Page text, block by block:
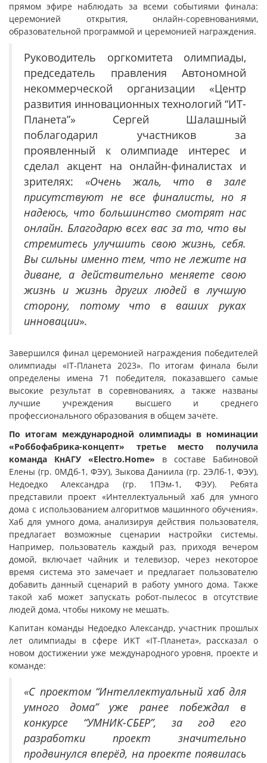
прямом эфире наблюдать за всеми событиями финала:
церемонией открытия, онлайн-соревнованиями,
образовательной программой и церемонией награждения.
Руководитель оргкомитета олимпиады,
председатель правления Автономной
некоммерческой организации «Центр
развития инновационных технологий “ИТ-
Планета”» Сергей Шалашный
поблагодарил участников за
проявленный к олимпиаде интерес и
сделал акцент на онлайн-финалистах и
зрителях: «Очень жаль, что в зале
присутствуют не все финалисты, но я
надеюсь, что большинство смотрят нас
онлайн. Благодарю всех вас за то, что вы
стремитесь улучшить свою жизнь, себя.
Вы сильны именно тем, что не лежите на
диване, а действительно меняете свою
жизнь и жизнь других людей в лучшую
сторону, потому что в ваших руках
инновации».
Завершился финал церемонией награждения победителей
олимпиады «IT-Планета 2023». По итогам финала были
определены имена 71 победителя, показавшего самые
высокие результат в соревнованиях, а также названы
лучшие учреждения высшего и среднего
профессионального образования в общем зачёте.
По итогам международной олимпиады в номинации
«Роббофабрика-концепт» третье место получила
команда КнАГУ «Electro.Home» в составе Бабиновой
Елены (гр. 0МДб-1, ФЭУ), Зыкова Даниила (гр. 2ЭЛб-1, ФЭУ),
Недоедко Александра (гр. 1ПЭм-1, ФЭУ). Ребята
представили проект «Интеллектуальный хаб для умного
дома с использованием алгоритмов машинного обучения».
Хаб для умного дома, анализируя действия пользователя,
предлагает возможные сценарии настройки системы.
Например, пользователь каждый раз, приходя вечером
домой, включает чайник и телевизор, через некоторое
время система это замечает и предлагает пользователю
добавить данный сценарий в работу умного дома. Также
такой хаб может запускать робот-пылесос в отсутствие
людей дома, чтобы никому не мешать.
Капитан команды Недоедко Александр, участник прошлых
лет олимпиады в сфере ИКТ «IT-Планета», рассказал о
новом достижении уже международного уровня, проекте и
команде:
«С проектом “Интеллектуальный хаб для
умного дома” уже ранее побеждал в
конкурсе “УМНИК-СБЕР”, за год его
разработки проект значительно
продвинулся вперёд, на проекте появилась